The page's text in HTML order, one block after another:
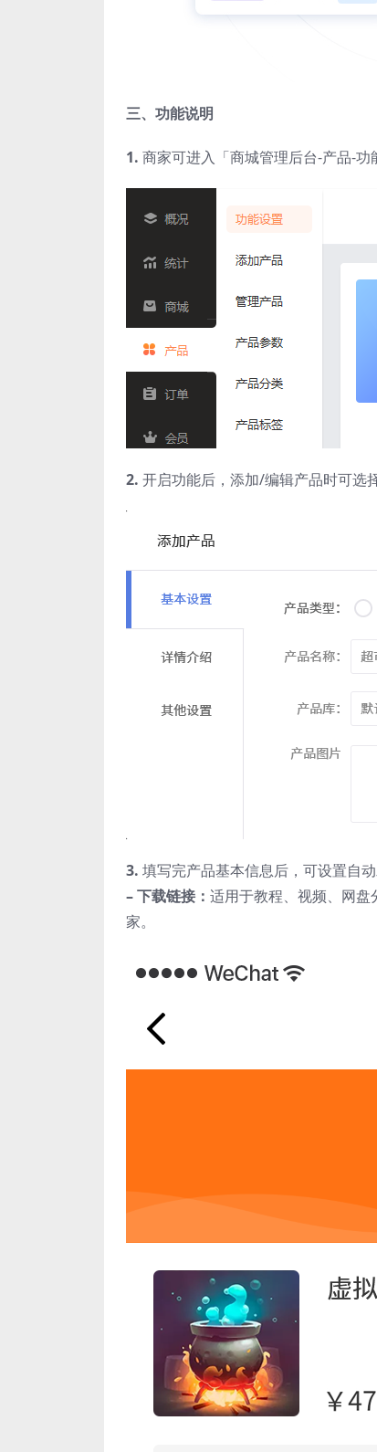
三、功能说明
1. 商家可进入「商城管理后台-产品-功
2. 开启功能后，添加/编辑产品时可选
3. 填写完产品基本信息后，可设置自
– 下载链接： 适用于教程、视频、网
家。